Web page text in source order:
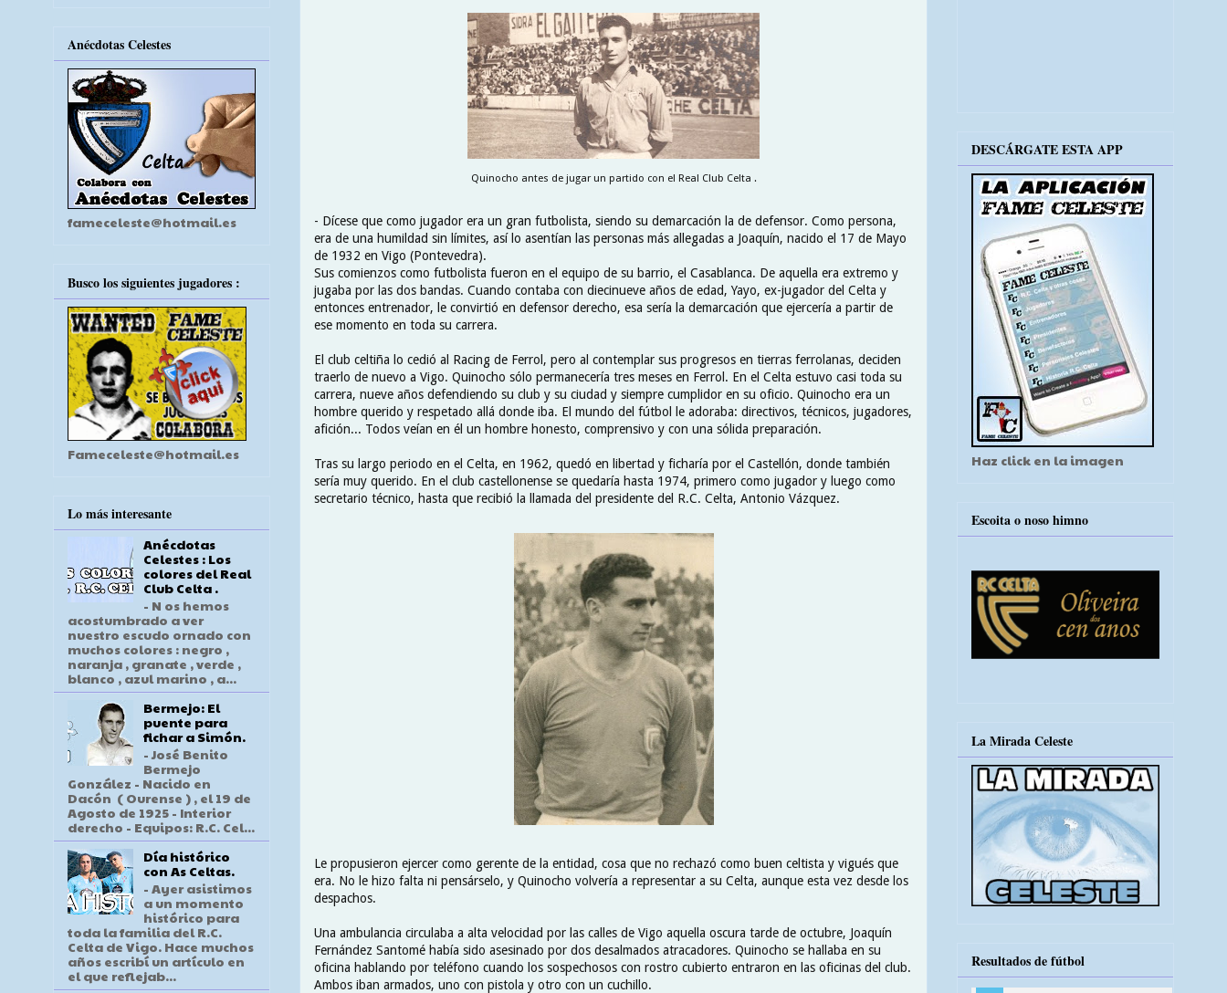
Quinocho antes de jugar un partido con el Real Club Celta .
- Dícese que como jugador era un gran futbolista, siendo su demarcación la de defensor. Como persona,
era de una humildad sin límites, así lo asentían las personas más allegadas a Joaquín, nacido el 17 de Mayo
de 1932 en Vigo (Pontevedra).
Sus comienzos como futbolista fueron en el equipo de su barrio, el Casablanca. De aquella era extremo y
jugaba por las dos bandas. Cuando contaba con diecinueve años de edad, Yayo, ex-jugador del Celta y
entonces entrenador, le convirtió en defensor derecho, esa sería la demarcación que ejercería a partir de
ese momento en toda su carrera.
El club celtiña lo cedió al Racing de Ferrol, pero al contemplar sus progresos en tierras ferrolanas, deciden
traerlo de nuevo a Vigo. Quinocho sólo permanecería tres meses en Ferrol. En el Celta estuvo casi toda su
carrera, nueve años defendiendo su club y su ciudad y siempre cumplidor en su oficio. Quinocho era un
hombre querido y respetado allá donde iba. El mundo del fútbol le adoraba: directivos, técnicos, jugadores,
afición... Todos veían en él un hombre honesto, comprensivo y con una sólida preparación.
Tras su largo periodo en el Celta, en 1962, quedó en libertad y ficharía por el Castellón, donde también
sería muy querido. En el club castellonense se quedaría hasta 1974, primero como jugador y luego como
secretario técnico, hasta que recibió la llamada del presidente del R.C. Celta, Antonio Vázquez.
Le propusieron ejercer como gerente de la entidad, cosa que no rechazó como buen celtista y vigués que
era. No le hizo falta ni pensárselo, y Quinocho volvería a representar a su Celta, aunque esta vez desde los
despachos.
Una ambulancia circulaba a alta velocidad por las calles de Vigo aquella oscura tarde de octubre, Joaquín
Fernández Santomé había sido asesinado por dos desalmados atracadores. Quinocho se hallaba en su
oficina hablando por teléfono cuando los sospechosos con rostro cubierto entraron en las oficinas del club.
Ambos iban armados, uno con pistola y otro con un cuchillo.
Anécdotas Celestes
fameceleste@hotmail.es
Busco los siguientes jugadores :
Fameceleste@hotmail.es
Lo más interesante
Anécdotas
Celestes : Los
colores del Real
Club Celta .
- N os hemos
acostumbrado a ver
nuestro escudo ornado con
muchos colores : negro ,
naranja , granate , verde ,
blanco , azul marino , a...
Bermejo: El
puente para
fichar a Simón.
- José Benito
Bermejo
González - Nacido en
Dacón ( Ourense ) , el 19 de
Agosto de 1925 - Interior
derecho - Equipos: R.C. Cel...
Día histórico
con As Celtas.
- Ayer asistimos
a un momento
histórico para
toda la familia del R.C.
Celta de Vigo. Hace muchos
años escribí un artículo en
el que reflejab...
DESCÁRGATE ESTA APP
Haz click en la imagen
Escoita o noso himno
La Mirada Celeste
Resultados de fútbol